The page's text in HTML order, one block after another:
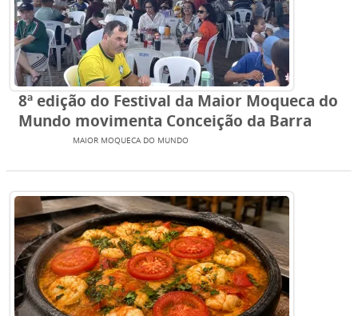
8ª edição do Festival da Maior Moqueca do
Mundo movimenta Conceição da Barra
MAIOR MOQUECA DO MUNDO